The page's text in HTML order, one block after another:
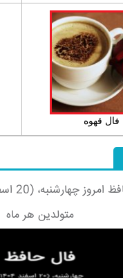
فال قهوه
متولدین هر ماه